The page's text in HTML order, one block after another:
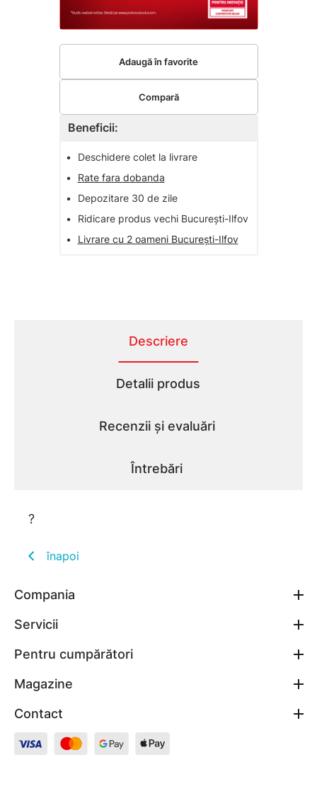
Beneficii:
•
Deschidere colet la livrare
•
Rate fara dobanda
•
Depozitare 30 de zile
•
Ridicare produs vechi București-Ilfov
•
Livrare cu 2 oameni București-Ilfov
Adaugă în favorite
Compară
Descriere
Detalii produs
Recenzii și evaluări
Întrebări
?
înapoi
Compania
Servicii
Pentru cumpărători
Magazine
Contact